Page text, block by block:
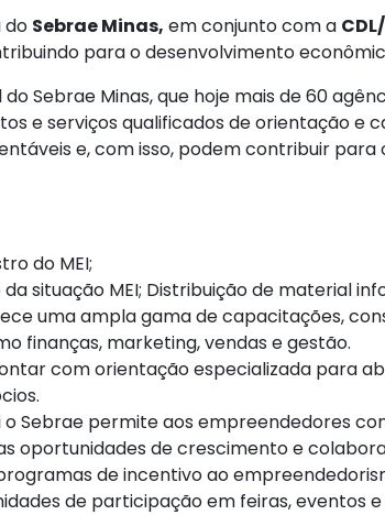
do Sebrae Minas, em conjunto com a
para o desenvolvimento
Sebrae Minas, que hoje mais de 60
e serviços qualificados de orientação e
e, com isso, podem contribuir
do MEI;
situação MEI; Distribuição de material
uma ampla gama de capacitações,
finanças, marketing, vendas e gestão.
com orientação especializada para
o Sebrae permite aos empreendedores
oportunidades de crescimento e
de incentivo ao
de participação em feiras, eventos